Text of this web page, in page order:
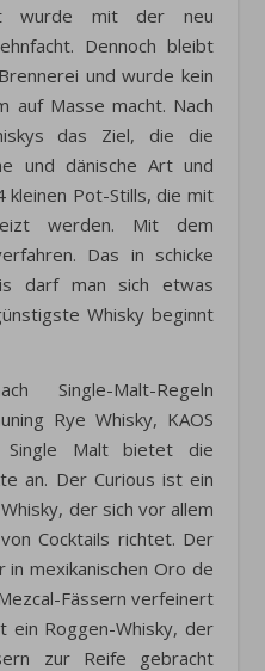
wurde mit der neu
Dennoch bleibt
und wurde kein
auf Masse macht. Nach
das Ziel, die die
und dänische Art und
kleinen Pot-Stills, die mit
werden. Mit dem
Das in schicke
darf man sich etwas
Whisky beginnt
Single-Malt-Regeln
Rye Whisky, KAOS
Malt bietet die
an. Der Curious ist ein
der sich vor allem
Cocktails richtet. Der
mexikanischen Oro de
Fässern verfeinert
ein Roggen-Whisky, der
zur Reife gebracht